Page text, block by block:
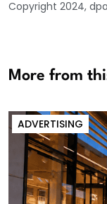
Copyright 2024,
More from
ADVERTISING